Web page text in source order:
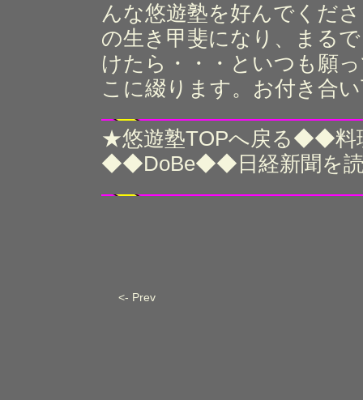
んな悠遊塾を好んでくだ
の生き甲斐になり、まる
けたら・・・といつも願
こに綴ります。お付き合
★悠遊塾TOPへ戻る◆◆料
◆◆DoBe◆◆ 日経新聞を
<- Prev